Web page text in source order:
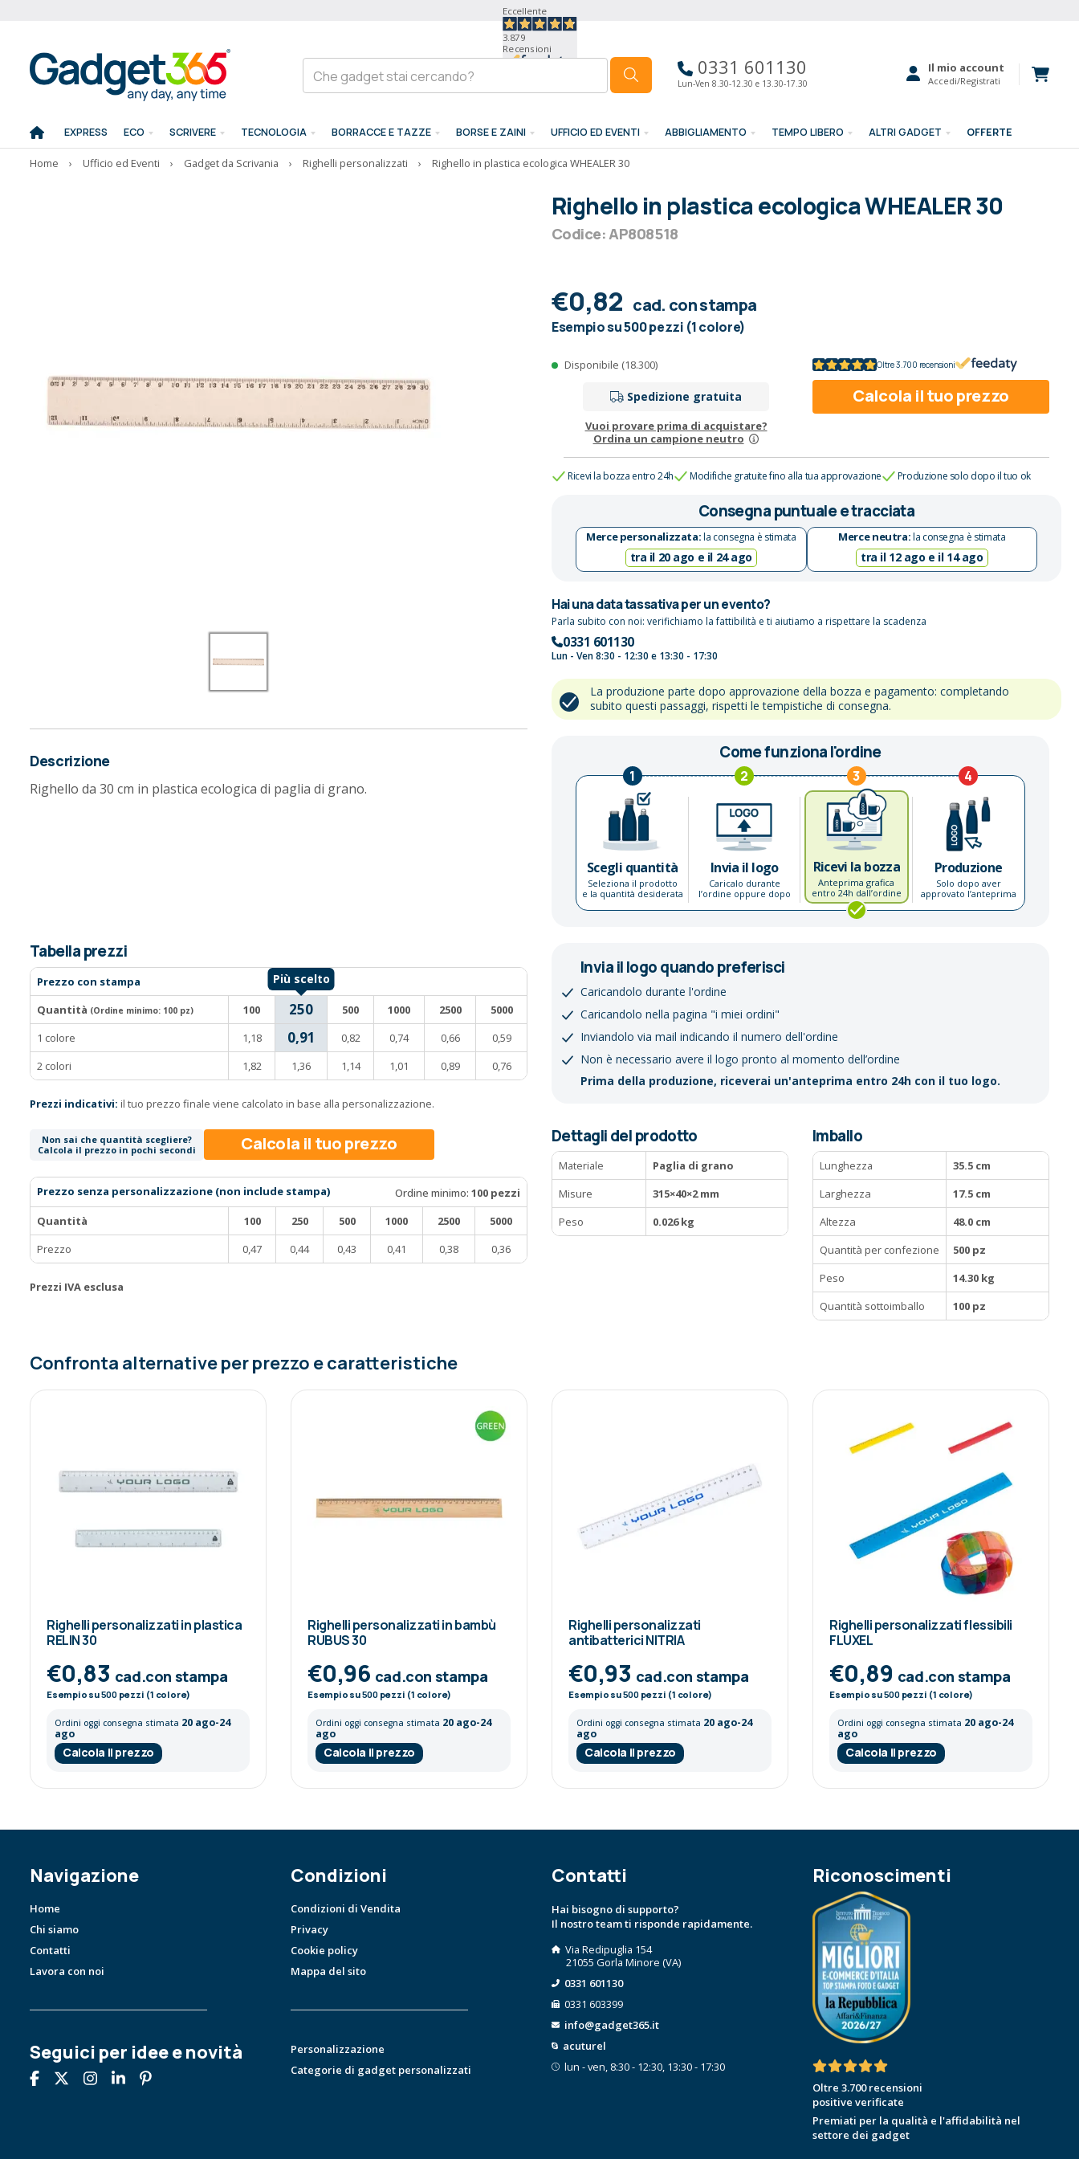
Eccellente
3.879
Recensioni
0331 601130
Lun-Ven 8.30-12.30 e 13.30-17.30
Il mio account
Accedi/Registrati
EXPRESS ECO SCRIVERE TECNOLOGIA BORRACCE E TAZZE BORSE E ZAINI UFFICIO ED EVENTI ABBIGLIAMENTO TEMPO LIBERO ALTRI GADGET OFFERTE
Home › Ufficio ed Eventi › Gadget da Scrivania › Righelli personalizzati › Righello in plastica ecologica WHEALER 30
Descrizione
Righello da 30 cm in plastica ecologica di paglia di grano.
Righello in plastica ecologica WHEALER 30
Codice: AP808518
€0,82 cad. con stampa
Esempio su 500 pezzi (1 colore)
Disponibile (18.300)
Spedizione gratuita
Vuoi provare prima di acquistare?
Ordina un campione neutro
Oltre 3.700 recensioni
Calcola il tuo prezzo
Ricevi la bozza entro 24h Modifiche gratuite fino alla tua approvazione Produzione solo dopo il tuo ok
Consegna puntuale e tracciata
Merce personalizzata:la consegna è stimata
tra il 20 ago e il 24 ago
Merce neutra:la consegna è stimata
tra il 12 ago e il 14 ago
Hai una data tassativa per un evento?
Parla subito con noi: verifichiamo la fattibilità e ti aiutiamo a rispettare la scadenza
0331 601130
Lun - Ven 8:30 - 12:30 e 13:30 - 17:30
La produzione parte dopo approvazione della bozza e pagamento: completando
subito questi passaggi, rispetti le tempistiche di consegna.
Come funziona l'ordine
1
Scegli quantità
Seleziona il prodotto
e la quantità desiderata
2
Invia il logo
Caricalo durante
l’ordine oppure dopo
3
Ricevi la bozza
Anteprima grafica
entro 24h dall’ordine
4
Produzione
Solo dopo aver
approvato l’anteprima
Tabella prezzi
Prezzo con stampa
Quantità (Ordine minimo: 100 pz) 100 250 500 1000 2500
5000
1 colore
1,18 0,91 0,82 0,74 0,66
0,59
2 colori
1,82 1,36 1,14 1,01 0,89 0,76
Prezzi indicativi: il tuo prezzo finale viene calcolato in base alla personalizzazione.
Non sai che quantità scegliere?
Calcola il prezzo in pochi secondi
Calcola il tuo prezzo
Prezzo senza personalizzazione (non include stampa) Ordine minimo: 100 pezzi
Quantità
100 250 500 1000 2500
5000
Prezzo
0,47 0,44 0,43 0,41 0,38 0,36
Prezzi IVA esclusa
Invia il logo quando preferisci
Caricandolo durante l'ordine
Caricandolo nella pagina "i miei ordini"
Inviandolo via mail indicando il numero dell'ordine
Non è necessario avere il logo pronto al momento dell’ordine
Prima della produzione, riceverai un'anteprima entro 24h con il tuo logo.
Dettagli del prodotto
Materiale
Paglia di grano
Misure
315×40×2 mm
Peso
0.026 kg
Imballo
Lunghezza
35.5 cm
Larghezza
17.5 cm
Altezza
48.0 cm
Quantità per confezione
500 pz
Peso
14.30 kg
Quantità sottoimballo
100 pz
Confronta alternative per prezzo e caratteristiche
Righelli personalizzati in plastica
RELIN 30
€0,83 cad.con stampa
Esempio su500pezzi (1 colore)
Ordini oggi consegna stimata 20 ago-24
ago
Calcola il prezzo
Righelli personalizzati in bambù
RUBUS 30
€0,96 cad.con stampa
Esempio su500pezzi (1 colore)
Ordini oggi consegna stimata 20 ago-24
ago
Calcola il prezzo
Righelli personalizzati
antibatterici NITRIA
€0,93 cad.con stampa
Esempio su500pezzi (1 colore)
Ordini oggi consegna stimata 20 ago-24
ago
Calcola il prezzo
Righelli personalizzati flessibili
FLUXEL
€0,89 cad.con stampa
Esempio su500pezzi (1 colore)
Ordini oggi consegna stimata 20 ago-24
ago
Calcola il prezzo
Navigazione
Home
Chi siamo
Contatti
Lavora con noi
Seguici per idee e novità
Condizioni
Condizioni di Vendita
Privacy
Cookie policy
Mappa del sito
Personalizzazione
Categorie di gadget personalizzati
Contatti
Hai bisogno di supporto?
Il nostro team ti risponde rapidamente.
Via Redipuglia 154
21055 Gorla Minore (VA)
0331 601130
0331 603399
info@gadget365.it
acuturel
lun - ven, 8:30 - 12:30, 13:30 - 17:30
Riconoscimenti
Oltre 3.700 recensioni
positive verificate
Premiati per la qualità e l'affidabilità nel
settore dei gadget